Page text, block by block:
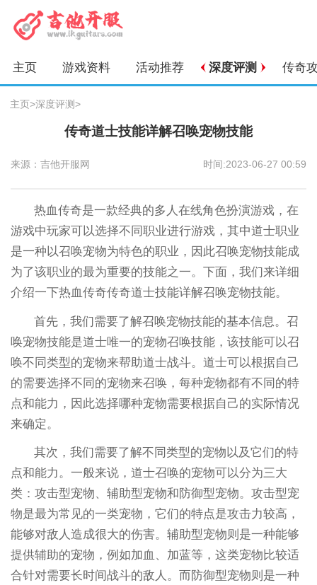
主页 游戏资料 活动推荐 深度评测 传奇
主页>深度评测>
传奇道士技能详解召唤宠物技能
来源：吉他开服网 时间:2023-06-27 00:59
热血传奇是一款经典的多人在线角色扮演游戏，在
游戏中玩家可以选择不同职业进行游戏，其中道士职业
是一种以召唤宠物为特色的职业，因此召唤宠物技能成
为了该职业的最为重要的技能之一。下面，我们来详细
介绍一下热血传奇传奇道士技能详解召唤宠物技能。
首先，我们需要了解召唤宠物技能的基本信息。召
唤宠物技能是道士唯一的宠物召唤技能，该技能可以召
唤不同类型的宠物来帮助道士战斗。道士可以根据自己
的需要选择不同的宠物来召唤，每种宠物都有不同的特
点和能力，因此选择哪种宠物需要根据自己的实际情况
来确定。
其次，我们需要了解不同类型的宠物以及它们的特
点和能力。一般来说，道士召唤的宠物可以分为三大
类：攻击型宠物、辅助型宠物和防御型宠物。攻击型宠
物是最为常见的一类宠物，它们的特点是攻击力较高，
能够对敌人造成很大的伤害。辅助型宠物则是一种能够
提供辅助的宠物，例如加血、加蓝等，这类宠物比较适
合针对需要长时间战斗的敌人。而防御型宠物则是一种